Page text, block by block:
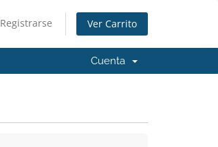
Registrarse Ver Carrito
Cuenta